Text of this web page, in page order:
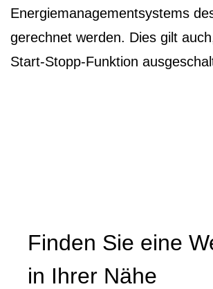
Energiemanagementsystems
gerechnet werden. Dies gilt
Start-Stopp-Funktion
Finden Sie eine
in Ihrer Nähe